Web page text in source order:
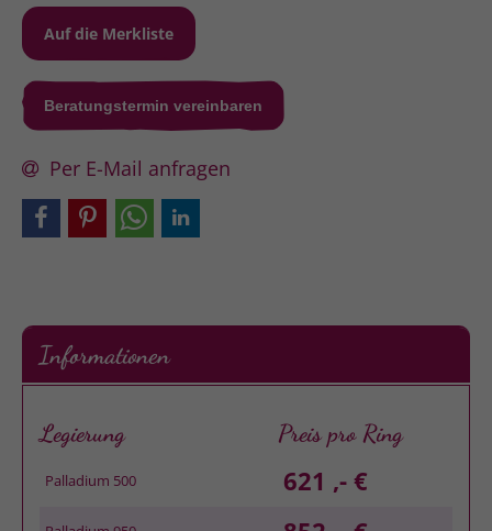
Beratungstermin vereinbaren
Per E-Mail anfragen
Informationen
Legierung Preis pro Ring
Palladium 500 621 ,- €